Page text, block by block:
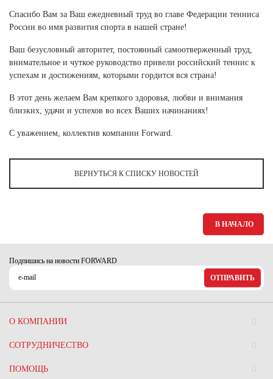
Смоленская область (1)
Ставропольский край (5)
Томская область (1)
Тульская область (1)
Тюменская область (3)
Хакасия (1)
Ханты-Мансийский автономный округ (3)
Челябинская область (2)
Спасибо Вам за Ваш ежедневный труд во главе Федерации тенниса
России во имя развития спорта в нашей стране!
Ваш безусловный авторитет, постоянный самоотверженный труд,
внимательное и чуткое руководство привели российский теннис к
успехам и достижениям, которыми гордится вся страна!
В этот день желаем Вам крепкого здоровья, любви и внимания
близких, удачи и успехов во всех Ваших начинаниях!
С уважением, коллектив компании Forward.
ВЕРНУТЬСЯ К СПИСКУ НОВОСТЕЙ
В НАЧАЛО
Подпишись на новости FORWARD
ОТПРАВИТЬ
О КОМПАНИИ
СОТРУДНИЧЕСТВО
ПОМОЩЬ